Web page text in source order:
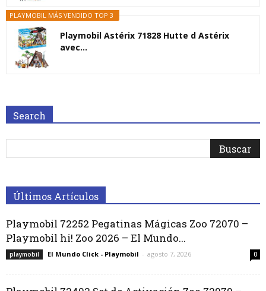
PLAYMOBIL MÁS VENDIDO TOP 3
Playmobil Astérix 71828 Hutte d Astérix
avec...
Search
Últimos Artículos
Playmobil 72252 Pegatinas Mágicas Zoo 72070 –
Playmobil hi! Zoo 2026 – El Mundo...
playmobil El Mundo Click - Playmobil - agosto 7, 2026 0